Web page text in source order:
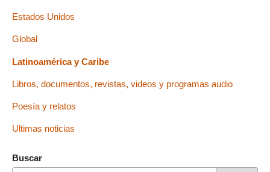
Estados Unidos
Global
Latinoamérica y Caribe
Libros, documentos, revistas, videos y programas audio
Poesía y relatos
Ultimas noticias
Buscar